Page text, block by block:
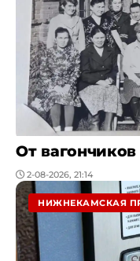
От
2-08-2026, 21:14
НИЖНЕКАМСКАЯ